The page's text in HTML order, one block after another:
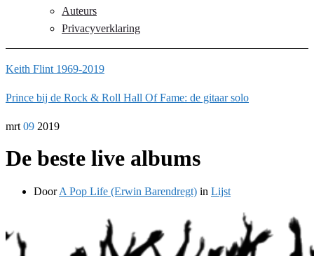
Auteurs
Privacyverklaring
Keith Flint 1969-2019
Prince bij de Rock & Roll Hall Of Fame: de gitaar solo
mrt 09 2019
De beste live albums
DoorA Pop Life (Erwin Barendregt) in Lijst